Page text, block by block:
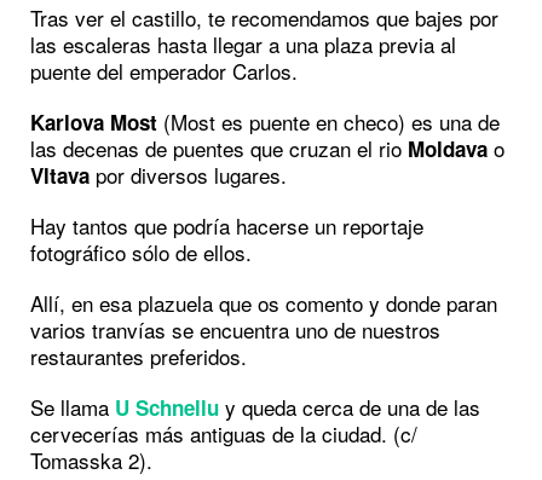
Tras ver el castillo, te recomendamos que bajes por
las escaleras hasta llegar a una plaza previa al
puente del emperador Carlos.
Karlova Most (Most es puente en checo) es una de
las decenas de puentes que cruzan el rio Moldava o
Vltava por diversos lugares.
Hay tantos que podría hacerse un reportaje
fotográfico sólo de ellos.
Allí, en esa plazuela que os comento y donde paran
varios tranvías se encuentra uno de nuestros
restaurantes preferidos.
Se llama U Schnellu y queda cerca de una de las
cervecerías más antiguas de la ciudad. (c/
Tomasska 2).